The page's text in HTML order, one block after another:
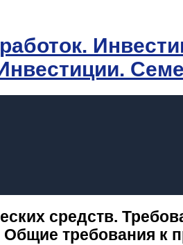
средств.
требования к